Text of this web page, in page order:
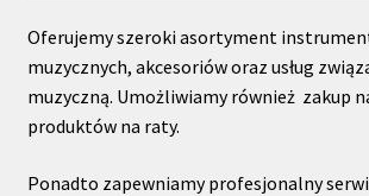
Oferujemy szeroki asortyment
muzycznych, akcesoriów oraz usług
muzyczną. Umożliwiamy również zakup
produktów na raty.
Ponadto zapewniamy profesjonalny